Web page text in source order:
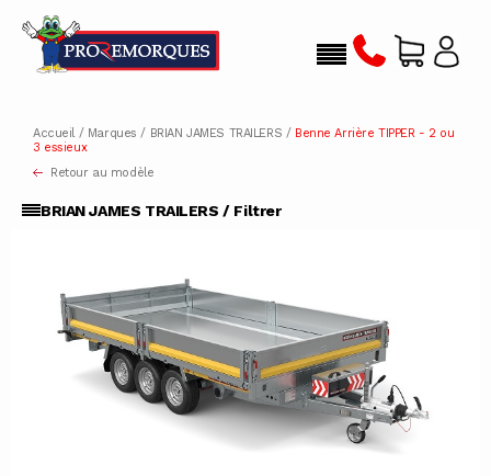
Accueil/ Marques / BRIAN JAMES TRAILERS / Benne Arrière TIPPER - 2 ou
3 essieux
Retour au modèle
BRIAN JAMES TRAILERS / Filtrer